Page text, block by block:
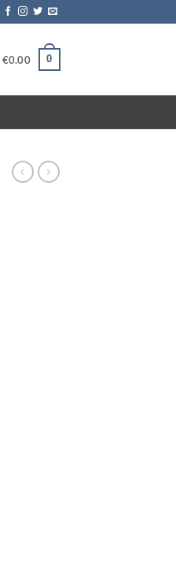
€0.00 0